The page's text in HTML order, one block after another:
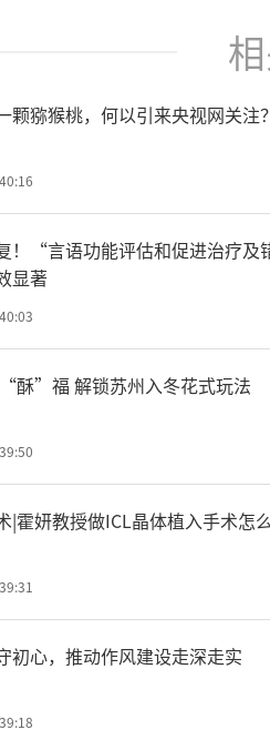
颗猕猴桃，何以引来央视网关注？
！“言语功能评估和促进治疗
显著
酥”福 解锁苏州入冬花式玩法
|霍妍教授做ICL晶体植入手术怎
初心，推动作风建设走深走实